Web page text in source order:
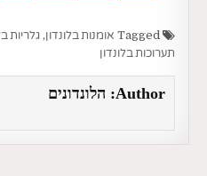
אומנות בלונדון, גלריות
תערוכות בלונדון
Author: הלונדונים